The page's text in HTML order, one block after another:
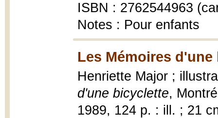
ISBN : 2762544963
Notes : Pour enfants
Les Mémoires
Henriette Major ;
d'une bicyclette,
1989, 124 p. : ill. ; 21